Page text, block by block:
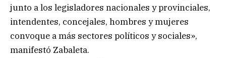
junto a los legisladores nacionales y provinciales,
intendentes, concejales, hombres y mujeres
convoque a más sectores políticos y sociales»,
manifestó Zabaleta.